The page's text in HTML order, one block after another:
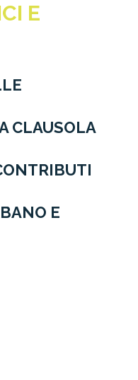
E
CLAUSOLA
E